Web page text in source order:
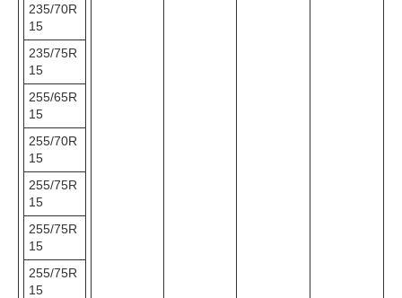
235/70R
15
235/75R
15
255/65R
15
255/70R
15
255/75R
15
255/75R
15
255/75R
15